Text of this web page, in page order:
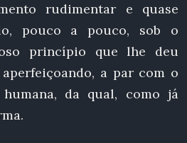
rudimentar e quase
pouco a pouco, sob o
princípio que lhe deu
a par com o
da qual, como já